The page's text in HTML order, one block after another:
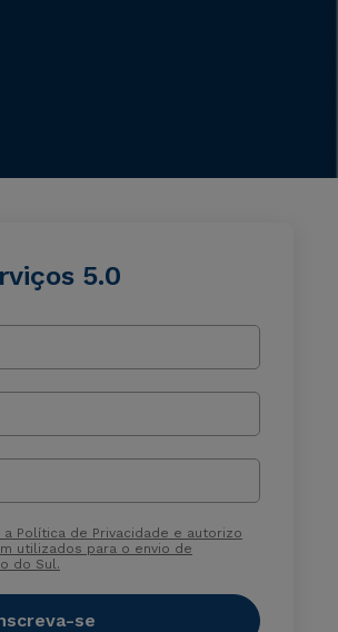
5.0
Política de Privacidade e autorizo
utilizados para o envio de
do Sul.
se